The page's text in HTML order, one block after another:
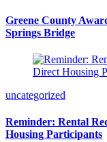
Greene County
Springs Bridge
uncategorized
Reminder: Rental
Housing Participants